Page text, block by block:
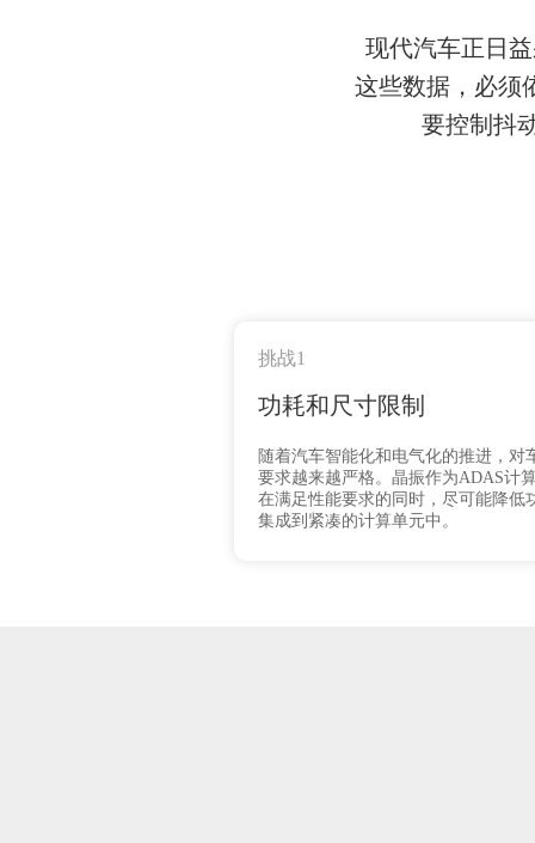
现代汽车正日
这些数据，必须
要控制抖
挑战1
功耗和尺寸限制
随着汽车智能化和电气化的推进，对
要求越来越严格。晶振作为ADAS计
在满足性能要求的同时，尽可能降低
集成到紧凑的计算单元中。